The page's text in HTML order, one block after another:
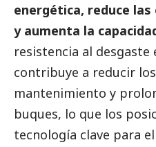
energética, reduce
y aumenta la
resistencia al
contribuye a reducir
mantenimiento y
buques, lo que los
tecnología clave para